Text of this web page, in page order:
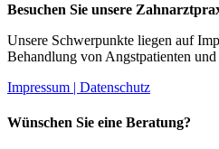
Besuchen Sie unsere
Unsere Schwerpunkte liegen auf
Behandlung von Angstpatienten
Impressum | Datenschutz
Wünschen Sie eine Beratung?